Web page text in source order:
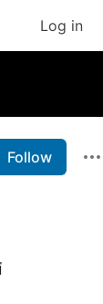
Log in
Follow